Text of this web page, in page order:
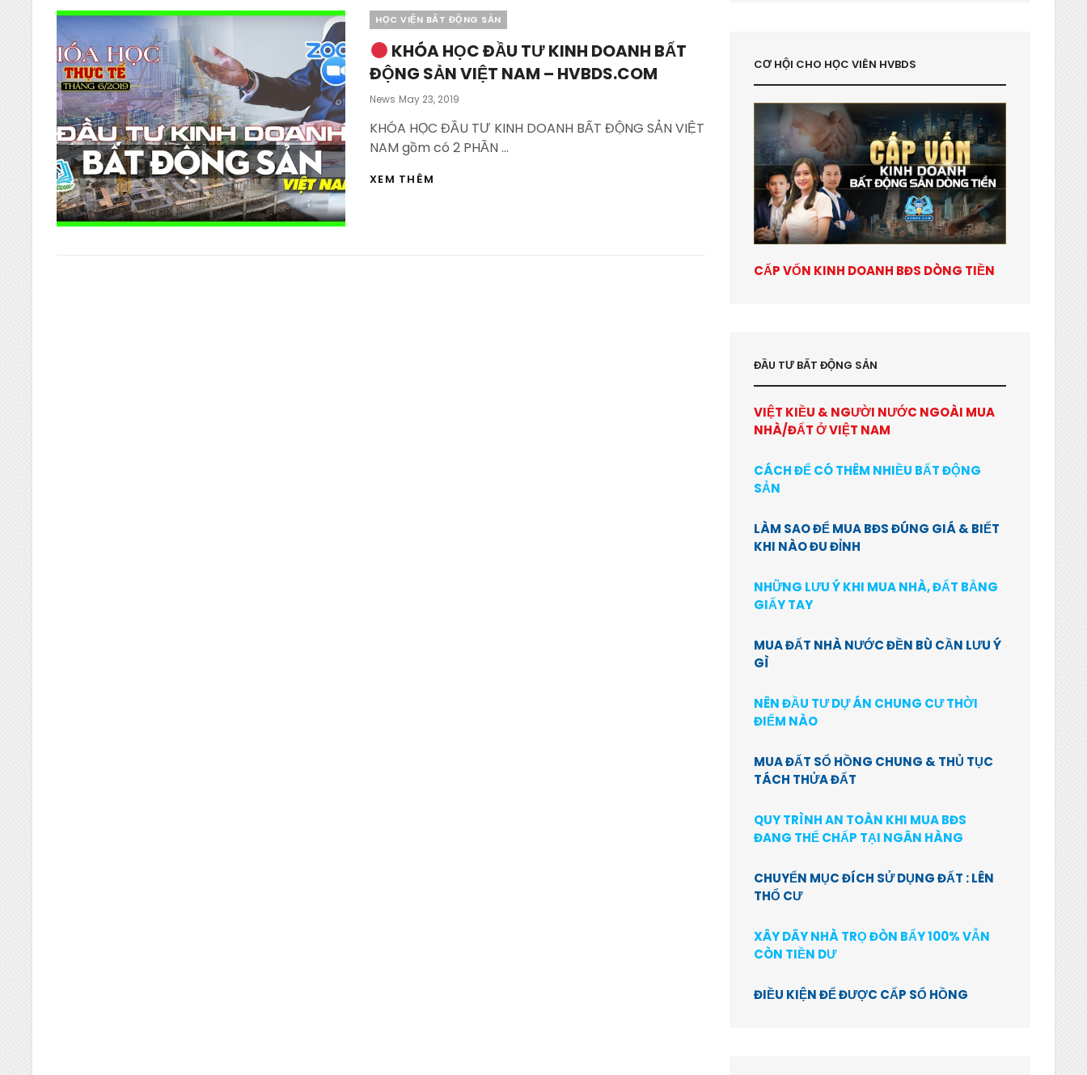
KHÓA
HỌC
ĐẦU
TƯ
KINH
DOANH
BĐS
VN
HVBDS.COM
Categories
HỌC VIỆN BẤT ĐỘNG SẢN
KHÓA HỌC ĐẦU TƯ KINH DOANH BẤT
ĐỘNG SẢN VIỆT NAM – HVBDS.COM
News Posted
May 23, 2019
KHÓA HỌC ĐẦU TƯ KINH DOANH BẤT ĐỘNG SẢN VIỆT
NAM gồm có 2 PHẦN …
XEM THÊM
CƠ HỘI CHO HỌC VIÊN HVBDS
CẤP VỐN KINH DOANH BĐS DÒNG TIỀN
ĐẦU TƯ BẤT ĐỘNG SẢN
VIỆT KIỀU & NGƯỜI NƯỚC NGOÀI MUA
NHÀ/ĐẤT Ở VIỆT NAM
CÁCH ĐỂ CÓ THÊM NHIỀU BẤT ĐỘNG
SẢN
LÀM SAO ĐỂ MUA BĐS ĐÚNG GIÁ & BIẾT
KHI NÀO ĐU ĐỈNH
NHỮNG LƯU Ý KHI MUA NHÀ, ĐẤT BẰNG
GIẤY TAY
MUA ĐẤT NHÀ NƯỚC ĐỀN BÙ CẦN LƯU Ý
GÌ
NÊN ĐẦU TƯ DỰ ÁN CHUNG CƯ THỜI
ĐIỂM NÀO
MUA ĐẤT SỔ HỒNG CHUNG & THỦ TỤC
TÁCH THỬA ĐẤT
QUY TRÌNH AN TOÀN KHI MUA BĐS
ĐANG THẾ CHẤP TẠI NGÂN HÀNG
CHUYỂN MỤC ĐÍCH SỬ DỤNG ĐẤT : LÊN
THỔ CƯ
XÂY DÃY NHÀ TRỌ ĐÒN BẨY 100% VẪN
CÒN TIỀN DƯ
ĐIỀU KIỆN ĐỂ ĐƯỢC CẤP SỔ HỒNG